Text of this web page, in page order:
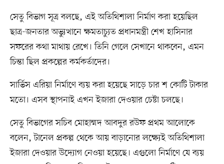
সেতু বিভাগ সূত্র বলছে, এই অতিথিশালা নির্মাণ করা হয়েছিল
ছাত্র-জনতার অভ্যুত্থানে ক্ষমতাচ্যুত প্রধানমন্ত্রী শেখ হাসিনার
সফরের কথা মাথায় রেখে। তিনি গেলে সেখানে থাকবেন, এমন
চিন্তা ছিল প্রকল্পের কর্মকর্তাদের।
সার্ভিস এরিয়া নির্মাণে ব্যয় করা হয়েছে সাড়ে চার শ কোটি টাকার
মতো। এসব স্থাপনাই এখন ইজারা দেওয়ার চেষ্টা চলছে।
সেতু বিভাগের সচিব মোহাম্মদ আবদুর রউফ প্রথম আলোকে
বলেন, টানেল প্রকল্প থেকে আয় বাড়ানোর লক্ষ্যেই অতিথিশালা
ইজারা দেওয়ার উদ্যোগ নেওয়া হয়েছে। এগুলো নির্মাণে যে ব্যয়